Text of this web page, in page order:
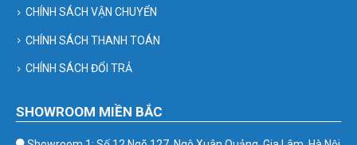
CHÍNH SÁCH VẬN CHUYỂN
CHÍNH SÁCH THANH TOÁN
CHÍNH SÁCH ĐỔI TRẢ
SHOWROOM MIỀN BẮC